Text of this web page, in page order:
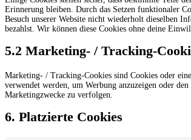
Erinnerung bleiben. Durch das Setzen funktionaler
Besuch unserer Website nicht wiederholt dieselben
bezahlst. Wir können diese Cookies ohne deine
5.2 Marketing- / Tracking-
Marketing- / Tracking-Cookies sind Cookies oder
verwendet werden, um Werbung anzuzeigen oder
Marketingzwecke zu verfolgen.
6. Platzierte Cookies